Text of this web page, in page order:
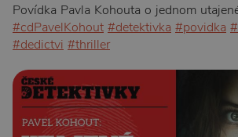
Povídka Pavla Kohouta o jednom
#cdPavelKohout #detektivka #povidka
#dedictvi #thriller